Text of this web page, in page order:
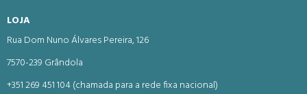
LOJA
Rua Dom Nuno Álvares Pereira, 126
7570-239 Grândola
+351 269 451 104 (chamada para a rede fixa nacional)